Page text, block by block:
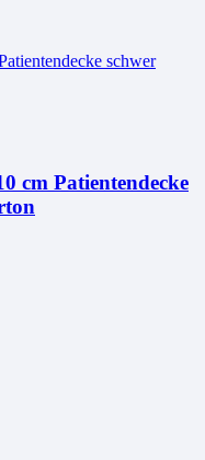
cm Patientendecke